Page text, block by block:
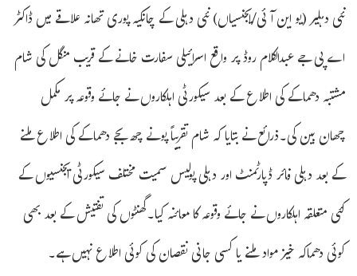
نئی دہلیر (یو این آئی/ایجنسیاں) نئی دہلی کے چانکیہ پوری تھانہ علاقے میں ڈاکٹر
اے پی جے عبدالکلام روڈ پر واقع اسرائیلی سفارت خانے کے قریب منگل کی شام
مشتبہ دھماکے کی اطلاع کے بعد سیکورٹی اہلکاروں نے جائے وقوعہ پر مکمل
چھان بین کی۔ذرائع نے بتایا کہ شام تقریباً پونے چھ بجے دھماکے کی اطلاع ملنے
کے بعد دہلی فائر ڈپارٹمنٹ اور دہلی پولیس سمیت مختلف سیکورٹی ایجنسیوں کے
کئی متعلقہ اہلکاروں نے جائے وقوعہ کا معائنہ کیا۔گھنٹوں کی تفتیش کے بعد بھی
کوئی دھماکہ خیز مواد ملنے یا کسی جانی نقصان کی کوئی اطلاع نہیں ہے۔